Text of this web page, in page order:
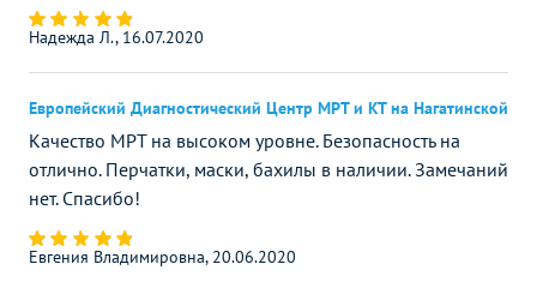
Надежда Л., 16.07.2020
Европейский Диагностический Центр МРТ и КТ на Нагатинской
Качество МРТ на высоком уровне. Безопасность на
отлично. Перчатки, маски, бахилы в наличии. Замечаний
нет. Спасибо!
Евгения Владимировна, 20.06.2020